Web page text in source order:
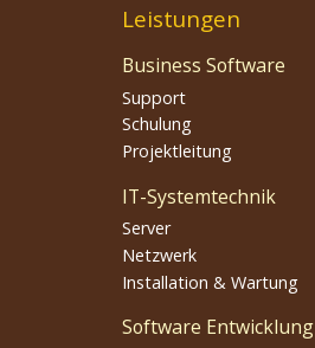
Leistungen
Business Software
Support
Schulung
Projektleitung
IT-Systemtechnik
Server
Netzwerk
Installation & Wartung
Software Entwicklung